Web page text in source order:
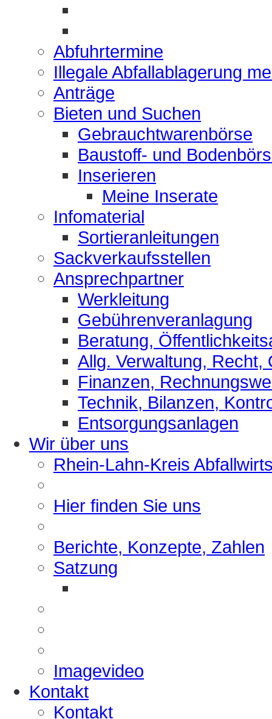
Abfuhrtermine
Illegale Abfallablagerung
Anträge
Bieten und Suchen
Gebrauchtwarenbörse
Baustoff- und
Inserieren
Meine Inserate
Infomaterial
Sortieranleitungen
Sackverkaufsstellen
Ansprechpartner
Werkleitung
Gebührenveranlagung
Beratung,
Allg. Verwaltung, Recht,
Finanzen,
Technik, Bilanzen,
Entsorgungsanlagen
Wir über uns
Rhein-Lahn-Kreis
Hier finden Sie uns
Berichte, Konzepte, Zahlen
Satzung
Imagevideo
Kontakt
Kontakt